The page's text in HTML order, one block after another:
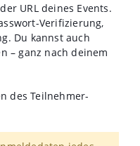
URL deines Events.
Verifizierung,
Du kannst auch
– ganz nach deinem
des Teilnehmer-